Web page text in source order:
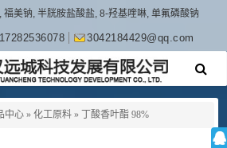
美钠, 半胱胺盐酸盐, 8-羟基喹啉, 单氟磷酸钠
17282536078 3042184429@qq.com
中心 » 化工原料 » 丁酸香叶酯 98%